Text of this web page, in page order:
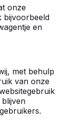
onze
bijvoorbeeld
en
met behulp
van onze
3-4)